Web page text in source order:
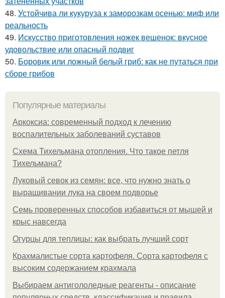
48. Устойчива ли кукуруза к заморозкам осенью: миф или
реальность
49. Искусство приготовления ножек вешенок: вкусное
удовольствие или опасный подвиг
50. Боровик или ложный белый гриб: как не путаться при
сборе грибов
Популярные материалы
Аркоксиа: современный подход к лечению
воспалительных заболеваний суставов
Схема Тихельмана отопления. Что такое петля
Тихельмана?
Луковый севок из семян: все, что нужно знать о
выращивании лука на своем подворье
Семь проверенных способов избавиться от мышей и
крыс навсегда
Огурцы для теплицы: как выбрать лучший сорт
Крахмалистые сорта картофеля. Сорта картофеля с
высоким содержанием крахмала
Выбираем антигололедные реагенты - описание